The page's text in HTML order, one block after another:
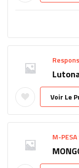
Voir Le
M-PESA